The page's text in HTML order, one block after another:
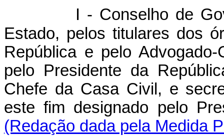
I - Conselho de
Estado, pelos titulares dos
República e pelo
pelo Presidente da
Chefe da Casa Civil, e
este fim designado
(Redação dada pela Medida